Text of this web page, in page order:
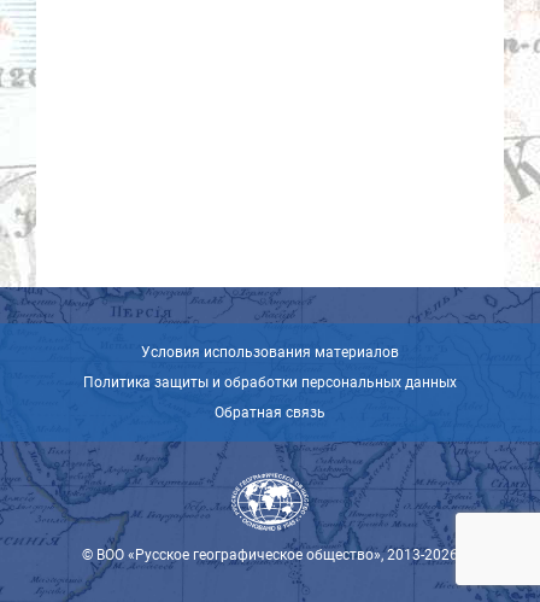
Условия использования материалов
Политика защиты и обработки персональных данных
Обратная связь
© ВОО «Русское географическое общество», 2013-2026